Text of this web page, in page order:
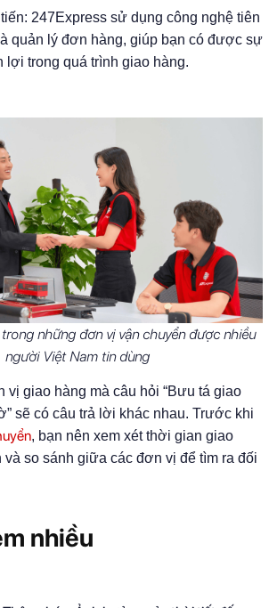
247Express sử dụng công nghệ tiên
quản lý đơn hàng, giúp bạn có được sự
lợi trong quá trình giao hàng.
những đơn vị vận chuyển được nhiều
người Việt Nam tin dùng
vị giao hàng mà câu hỏi “Bưu tá giao
sẽ có câu trả lời khác nhau. Trước khi
, bạn nên xem xét thời gian giao
và so sánh giữa các đơn vị để tìm ra đối
nhiều